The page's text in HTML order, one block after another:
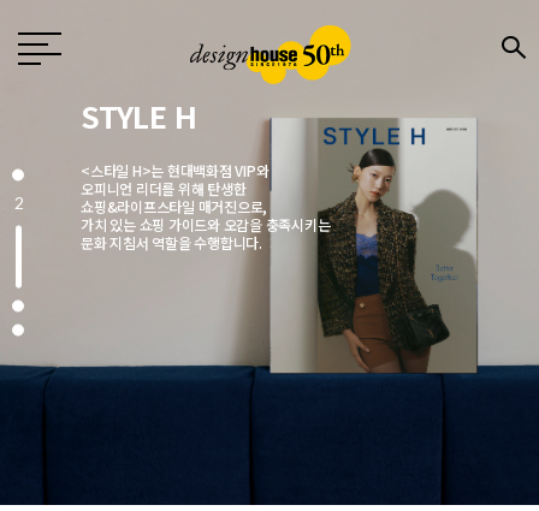
Design
월간 〈디자인〉은 1976년 창간한
국내 유일의 디자인 전문지로
전문 디자이너와 기업,
크리에이터에게 영감을 주는 매거진입니다.
매월 디자인, 문화, 예술, 건축 분야에서
주목해야 할 이슈를 엄선해